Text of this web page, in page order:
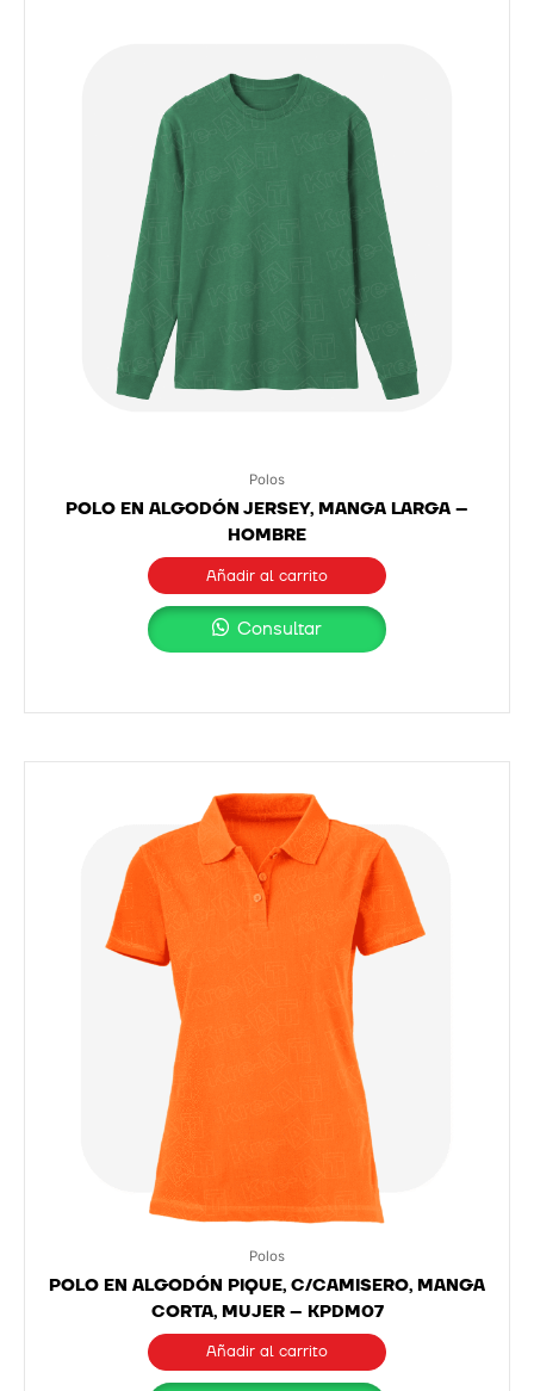
Polos
POLO EN ALGODÓN JERSEY, MANGA LARGA –
HOMBRE
Añadir al carrito
Consultar
Polos
POLO EN ALGODÓN PIQUE, C/CAMISERO, MANGA
CORTA, MUJER – KPDM07
Añadir al carrito